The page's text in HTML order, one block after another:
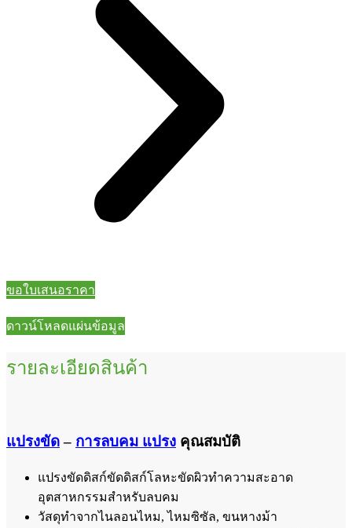
ขอใบเสนอราคา
ดาวน์โหลดแผ่นข้อมูล
รายละเอียดสินค้า
แปรงขัด– การลบคม แปรง คุณสมบัติ
แปรงขัดดิสก์ขัดดิสก์โลหะขัดผิวทำความสะอาด
อุตสาหกรรมสำหรับลบคม
วัสดุทำจากไนลอนไหม, ไหมซิซัล, ขนหางม้า